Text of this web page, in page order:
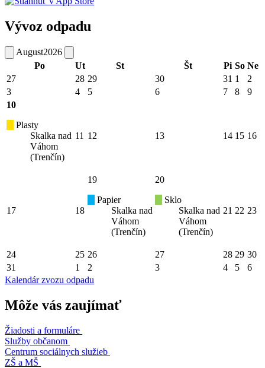
Vývoz odpadu
August2026
Po
Ut St Št Pi So Ne
27
28 29 30 31 1
2
3
4 5 6 7 8
9
10
Plasty
Skalka nad
Váhom
(Trenčín)
11 12 13 14 15 16
17 18
19
Papier
Skalka nad
Váhom
(Trenčín)
20
Sklo
Skalka nad
Váhom
(Trenčín)
21 22 23
24 25 26 27 28 29 30
31
1 2 3 4 5
6
Kalendár zvozu odpadu
Môže vás zaujímať
Žiadosti a formuláre
Služby občanom
Centrum sociálnych služieb
ZŠ a MŠ